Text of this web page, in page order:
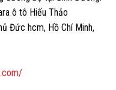
ô tô Hiếu Thảo
Đức hcm, Hồ Chí Minh,